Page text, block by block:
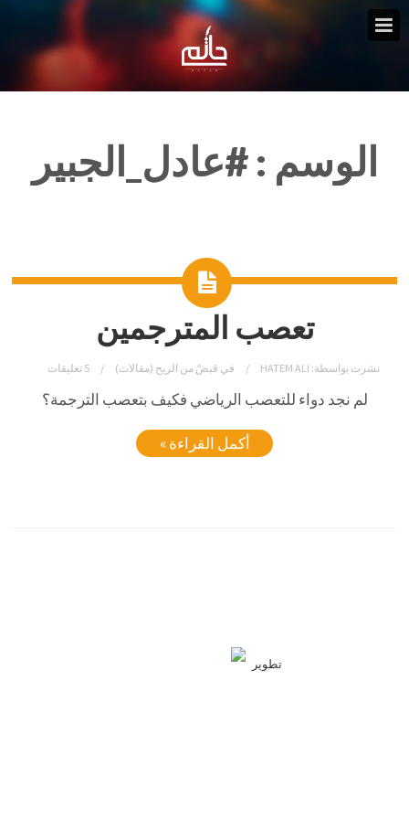
الوسم :#عادل_الجبير
تعصب المترجمين
نشرت بواسطة: HATEM ALI في قبضٌ من الريح (مقالات) 5 تعليقات
لم نجد دواء للتعصب الرياضي فكيف بتعصب الترجمة؟
أكمل القراءة »
تطوير